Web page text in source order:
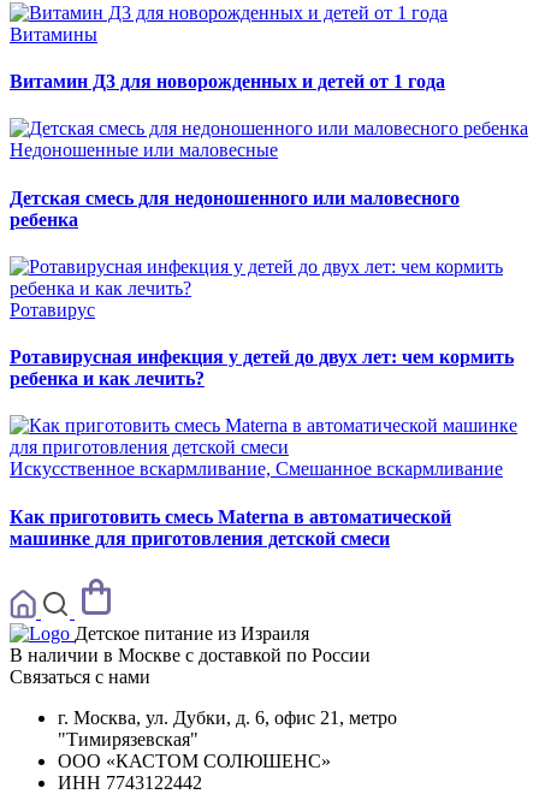
Витамины
Витамин Д3 для новорожденных и детей от 1 года
Недоношенные или маловесные
Детская смесь для недоношенного или маловесного
ребенка
Ротавирус
Ротавирусная инфекция у детей до двух лет: чем кормить
ребенка и как лечить?
Искусственное вскармливание, Смешанное вскармливание
Как приготовить смесь Materna в автоматической
машинке для приготовления детской смеси
Детское питание из Израиля
В наличии в Москве с доставкой по России
Связаться с нами
г. Москва, ул. Дубки, д. 6, офис 21, метро
"Тимирязевская"
ООО «КАСТОМ СОЛЮШЕНС»
ИНН 7743122442